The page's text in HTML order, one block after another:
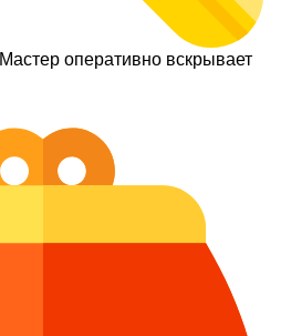
Мастер оперативно вскрывает